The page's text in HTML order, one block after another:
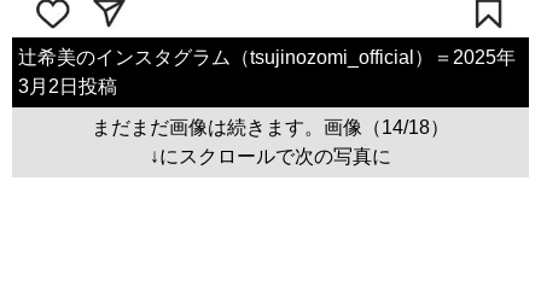
辻希美のインスタグラム（tsujinozomi_official）＝2025年
3月2日投稿
まだまだ画像は続きます。画像（14/18）
↓にスクロールで次の写真に